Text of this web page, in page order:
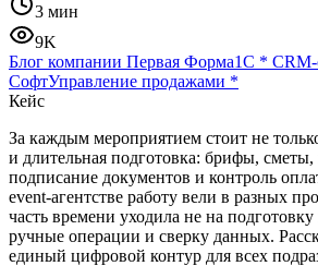
3 мин
9K
Блог компании Первая Форма1С *
СофтУправление продажами *
Кейс
За каждым мероприятием стоит не
и длительная подготовка: брифы,
подписание документов и контроль
event-агентстве работу вели в разных
часть времени уходила не на подготовку
ручные операции и сверку данных.
единый цифровой контур для всех